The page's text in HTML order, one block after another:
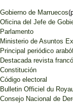
Gobierno de Marruecos
Oficina del Jefe de
Parlamento
Ministerio de Asuntos
Principal periódico
Destacada revista
Constitución
Código electoral
Bulletin Officiel du
Consejo Nacional de